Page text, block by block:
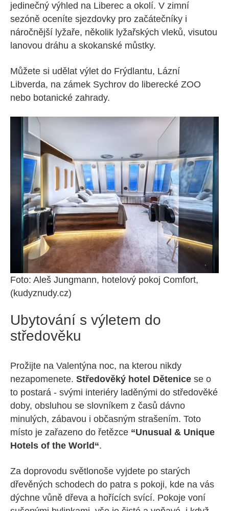
jedinečný výhled na Liberec a okolí. V zimní
sezóně oceníte sjezdovky pro začátečníky i
náročnější lyžaře, několik lyžařských vleků, visutou
lanovou dráhu a skokanské můstky.
Můžete si udělat výlet do Frýdlantu, Lázní
Libverda, na zámek Sychrov do liberecké ZOO
nebo botanické zahrady.
Foto: Aleš Jungmann, hotelový pokoj Comfort,
(kudyznudy.cz)
Ubytování s výletem do
středověku
Prožijte na Valentýna noc, na kterou nikdy
nezapomenete. Středověký hotel Dětenice se o
to postará - svými interiéry laděnými do středověké
doby, obsluhou se slovníkem z časů dávno
minulých, zábavou i občasným strašením. Toto
místo je zařazeno do řetězce “Unusual & Unique
Hotels of the World“.
Za doprovodu světlonoše vyjdete po starých
dřevěných schodech do patra s pokoji, kde na vás
dýchne vůně dřeva a hořících svící. Pokoje voní